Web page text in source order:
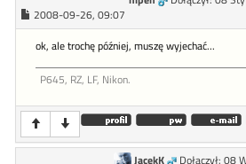
2008-09-26, 09:07
ok, ale trochę później, muszę wyjechać...
P645, RZ, LF, Nikon.
JacekK Dołączył: 08